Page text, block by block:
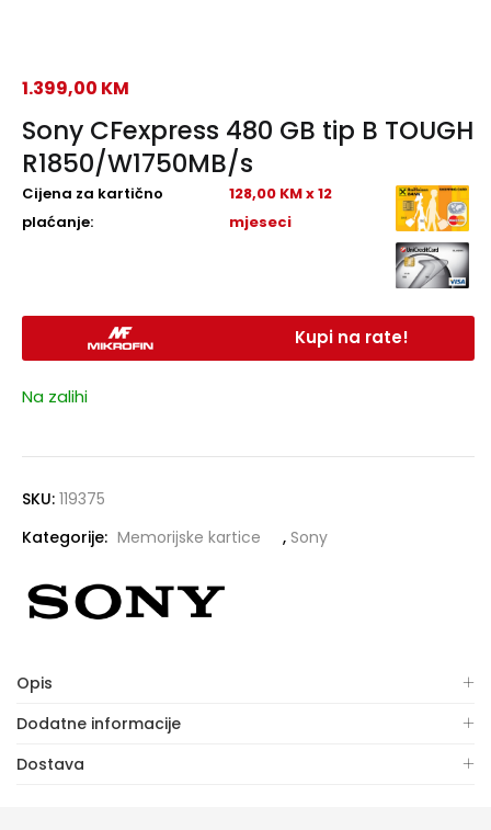
Sony CFexpress 480 GB tip B TOUGH
R1850/W1750MB/s
1.399,00 KM
Cijena za kartično
plaćanje:
128,00 KM x 12
mjeseci
Kupi na rate!
Na zalihi
SKU: 119375
Kategorije: Memorijske kartice , Sony
Opis
Dodatne informacije
Dostava